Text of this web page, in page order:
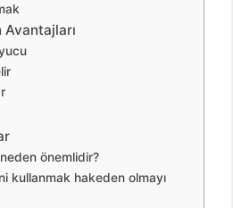
Avantajları
önemlidir?
kullanmak hakeden olmayı